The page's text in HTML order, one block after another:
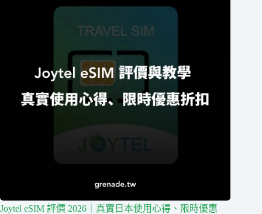
Joytel eSIM 評價 2026｜真實日本使用心得、限時優惠